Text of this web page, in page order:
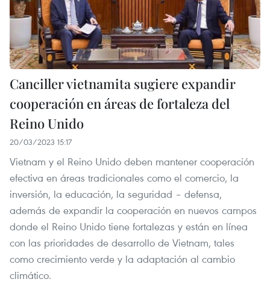
Canciller vietnamita sugiere expandir
cooperación en áreas de fortaleza del
Reino Unido
20/03/2023 15:17
Vietnam y el Reino Unido deben mantener cooperación
efectiva en áreas tradicionales como el comercio, la
inversión, la educación, la seguridad – defensa,
además de expandir la cooperación en nuevos campos
donde el Reino Unido tiene fortalezas y están en línea
con las prioridades de desarrollo de Vietnam, tales
como crecimiento verde y la adaptación al cambio
climático.